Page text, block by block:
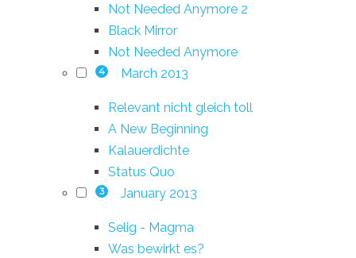
Not Needed Anymore 2
Black Mirror
Not Needed Anymore
4 March 2013
Relevant nicht gleich toll
A New Beginning
Kalauerdichte
Status Quo
3 January 2013
Selig - Magma
Was bewirkt es?